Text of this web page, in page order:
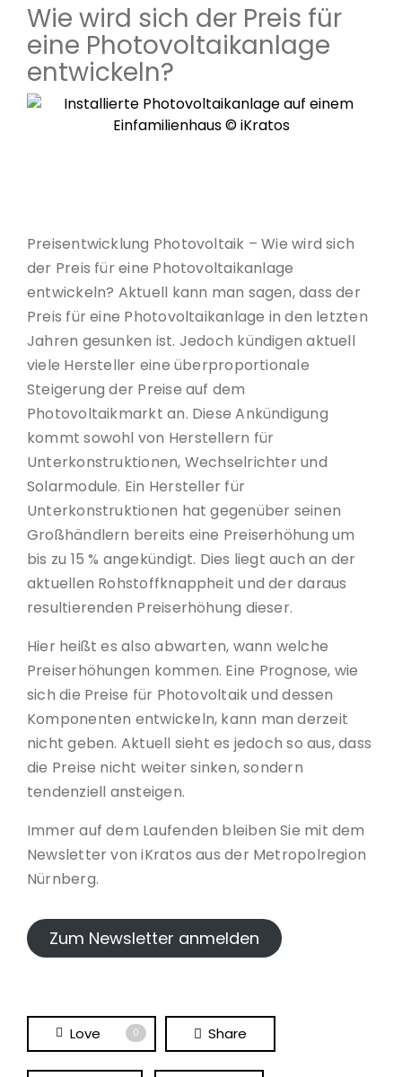
Wie wird sich der Preis für
eine Photovoltaikanlage
entwickeln?
Preisentwicklung Photovoltaik – Wie wird sich
der Preis für eine Photovoltaikanlage
entwickeln? Aktuell kann man sagen, dass der
Preis für eine Photovoltaikanlage in den letzten
Jahren gesunken ist. Jedoch kündigen aktuell
viele Hersteller eine überproportionale
Steigerung der Preise auf dem
Photovoltaikmarkt an. Diese Ankündigung
kommt sowohl von Herstellern für
Unterkonstruktionen, Wechselrichter und
Solarmodule. Ein Hersteller für
Unterkonstruktionen hat gegenüber seinen
Großhändlern bereits eine Preiserhöhung um
bis zu 15 % angekündigt. Dies liegt auch an der
aktuellen Rohstoffknappheit und der daraus
resultierenden Preiserhöhung dieser.
Hier heißt es also abwarten, wann welche
Preiserhöhungen kommen. Eine Prognose, wie
sich die Preise für Photovoltaik und dessen
Komponenten entwickeln, kann man derzeit
nicht geben. Aktuell sieht es jedoch so aus, dass
die Preise nicht weiter sinken, sondern
tendenziell ansteigen.
Immer auf dem Laufenden bleiben Sie mit dem
Newsletter von iKratos aus der Metropolregion
Nürnberg.
Zum Newsletter anmelden
Love 0 Share